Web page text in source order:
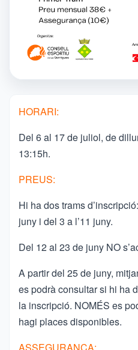
HORARI:
Del 6 al 17 de juliol, de
13:15h.
PREUS:
Hi ha dos trams
juny i del 3 a l’11 juny.
Del 12 al 23 de juny NO
A partir del 25 de juny,
es podrà consultar si hi ha
la inscripció. NOMÉS es
hagi places disponibles.
ASSEGURANÇA: